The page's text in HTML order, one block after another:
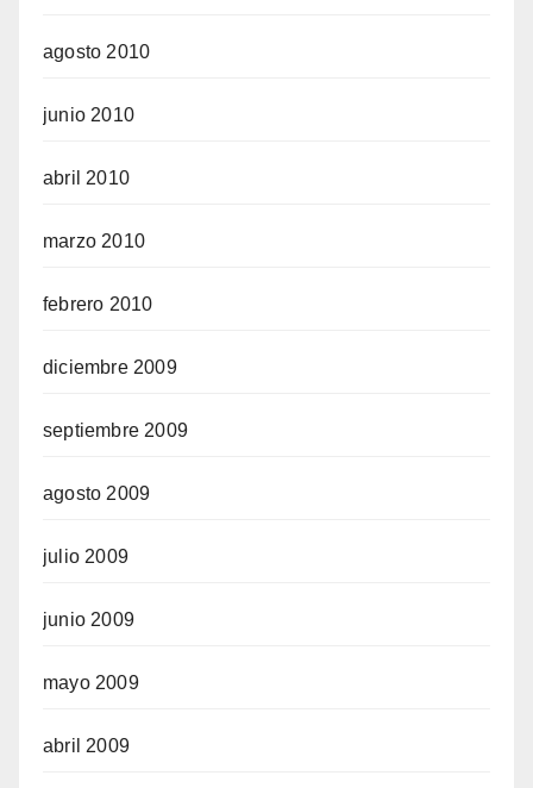
agosto 2010
junio 2010
abril 2010
marzo 2010
febrero 2010
diciembre 2009
septiembre 2009
agosto 2009
julio 2009
junio 2009
mayo 2009
abril 2009